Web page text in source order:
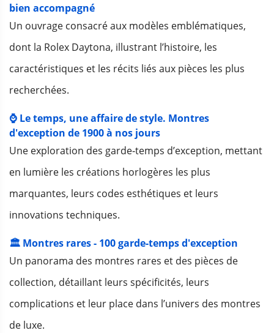
bien accompagné
Un ouvrage consacré aux modèles emblématiques,
dont la Rolex Daytona, illustrant l’histoire, les
caractéristiques et les récits liés aux pièces les plus
recherchées.
⌚ Le temps, une affaire de style. Montres
d'exception de 1900 à nos jours
Une exploration des garde‑temps d’exception, mettant
en lumière les créations horlogères les plus
marquantes, leurs codes esthétiques et leurs
innovations techniques.
🏛️ Montres rares - 100 garde-temps d'exception
Un panorama des montres rares et des pièces de
collection, détaillant leurs spécificités, leurs
complications et leur place dans l’univers des montres
de luxe.